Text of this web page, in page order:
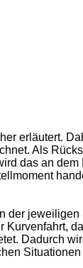
erläutert.
Als
das an
Dadurch